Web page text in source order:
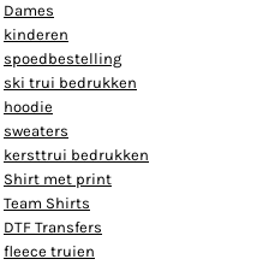
Dames
kinderen
spoedbestelling
ski trui bedrukken
hoodie
sweaters
kersttrui bedrukken
Shirt met print
Team Shirts
DTF Transfers
fleece truien